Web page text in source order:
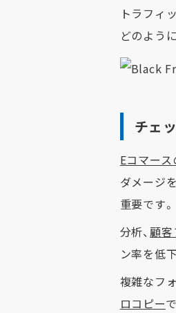
トラフィ
どのよう
チェ
Eコマー
ダメージ
重要です。
分析、顧
ン率を低
複雑なフ
ロコピー